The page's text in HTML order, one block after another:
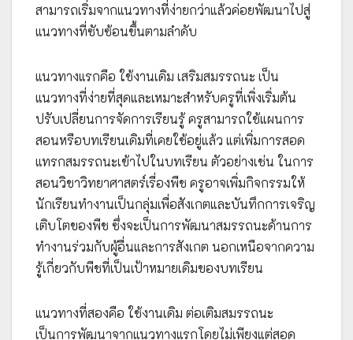
สามารถเริ่มจากแนวทางที่ง่ายกว่าแล้วค่อยพัฒนาไปสู่
แนวทางที่ซับซ้อนขึ้นตามลำดับ
แนวทางแรกคือ ใช้งานเดิม เสริมสมรรถนะ เป็น
แนวทางที่ง่ายที่สุดและเหมาะสำหรับครูที่เพิ่งเริ่มต้น
ปรับเปลี่ยนการจัดการเรียนรู้ ครูสามารถใช้แผนการ
สอนหรือบทเรียนเดิมที่เคยใช้อยู่แล้ว แต่เพิ่มการสอด
แทรกสมรรถนะเข้าไปในบทเรียน ตัวอย่างเช่น ในการ
สอนวิชาวิทยาศาสตร์เรื่องพืช ครูอาจเพิ่มกิจกรรมให้
นักเรียนทำงานเป็นกลุ่มเพื่อสังเกตและบันทึกการเจริญ
เติบโตของพืช ซึ่งจะเป็นการพัฒนาสมรรถนะด้านการ
ทำงานร่วมกับผู้อื่นและการสังเกต นอกเหนือจากความ
รู้เกี่ยวกับพืชที่เป็นเป้าหมายเดิมของบทเรียน
แนวทางที่สองคือ ใช้งานเดิม ต่อเติมสมรรถนะ
เป็นการพัฒนาจากแนวทางแรกโดยไม่เพียงแต่สอด